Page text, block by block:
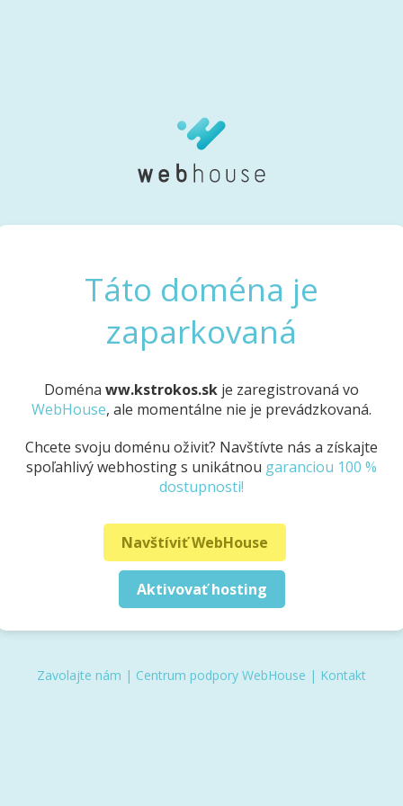
Táto doména je
zaparkovaná
Doména ww.kstrokos.sk je zaregistrovaná vo
WebHouse, ale momentálne nie je prevádzkovaná.
Chcete svoju doménu oživiť? Navštívte nás a získajte
spoľahlivý webhosting s unikátnou garanciou 100 %
dostupnosti!
Navštíviť WebHouse
Aktivovať hosting
Zavolajte nám | Centrum podpory WebHouse | Kontakt